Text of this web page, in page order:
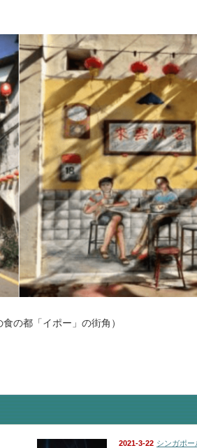
食の都「イポー」の街角）
2021-3-22 シンガポー